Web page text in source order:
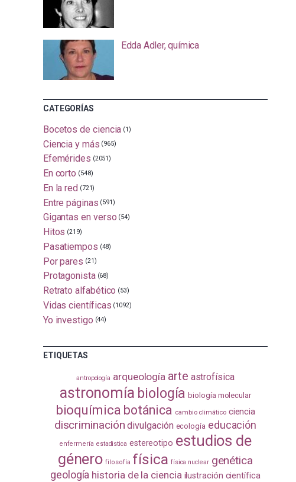
Edda Adler, química
CATEGORÍAS
Bocetos de ciencia (1)
Ciencia y más (965)
Efemérides (2051)
En corto (548)
En la red (721)
Entre páginas (591)
Gigantas en verso (54)
Hitos (219)
Pasatiempos (48)
Por pares (21)
Protagonista (68)
Retrato alfabético (53)
Vidas científicas (1092)
Yo investigo (44)
ETIQUETAS
antropología arqueología arte astrofísica
astronomía biología biología molecular
bioquímica botánica cambio climático ciencia
discriminación divulgación ecología educación
enfermería estadistica estereotipo estudios de
género filosofía física física nuclear genética
geología historia de la ciencia ilustración científica